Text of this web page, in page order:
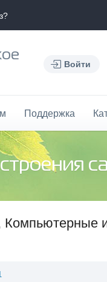
Войти
Поддержка
Компьютерные